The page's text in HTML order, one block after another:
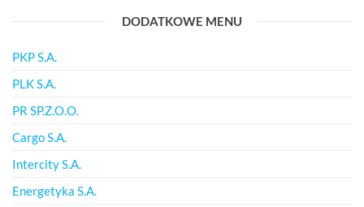
DODATKOWE MENU
PKP S.A.
PLK S.A.
PR SP.Z.O.O.
Cargo S.A.
Intercity S.A.
Energetyka S.A.